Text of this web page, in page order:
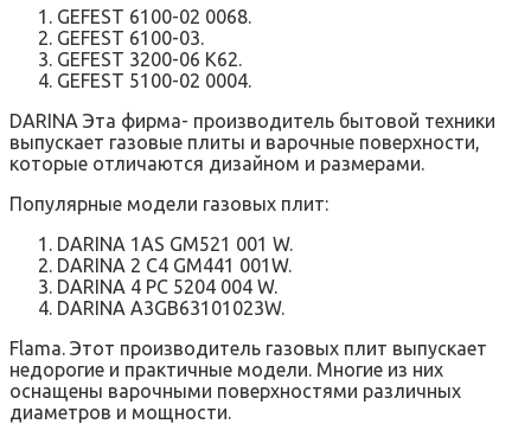
GEFEST 6100-02 0068.
GEFEST 6100-03.
GEFEST 3200-06 K62.
GEFEST 5100-02 0004.
DARINA Эта фирма- производитель бытовой техники
выпускает газовые плиты и варочные поверхности,
которые отличаются дизайном и размерами.
Популярные модели газовых плит:
DARINA 1AS GM521 001 W.
DARINA 2 C4 GM441 001W.
DARINA 4 PC 5204 004 W.
DARINA A3GB63101023W.
Flama. Этот производитель газовых плит выпускает
недорогие и практичные модели. Многие из них
оснащены варочными поверхностями различных
диаметров и мощности.